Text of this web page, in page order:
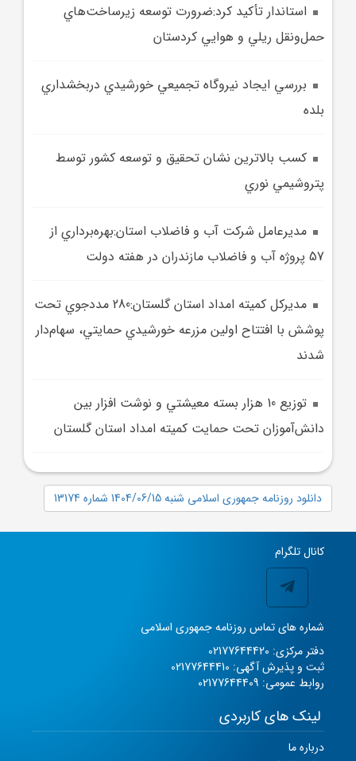
استاندار تأکيد کرد:ضرورت توسعه زيرساخت‌هاي
حمل‌ونقل ريلي و هوايي کردستان
بررسي ايجاد نيروگاه تجميعي خورشيدي دربخشداري
بلده
کسب بالاترين نشان تحقيق و توسعه کشور توسط
پتروشيمي نوري
مديرعامل شرکت آب و فاضلاب استان:بهره‌برداري از
57 پروژه آب و فاضلاب مازندران در هفته دولت
مديرکل کميته امداد استان گلستان:280 مددجوي تحت
پوشش با افتتاح اولين مزرعه خورشيدي حمايتي، سهام‌دار
شدند
توزيع 10 هزار بسته معيشتي و نوشت افزار بين
دانش‌آموزان تحت حمايت کميته امداد استان گلستان
دانلود روزنامه جمهوری اسلامی شنبه 1404/06/15 شماره 13174
کانال تلگرام
شماره های تماس روزنامه جمهوری اسلامی
دفتر مرکزی: 02177644420
ثبت و پذیرش آگهی: 02177644410
روابط عمومی: 02177644409
لینک های کاربردی
درباره ما